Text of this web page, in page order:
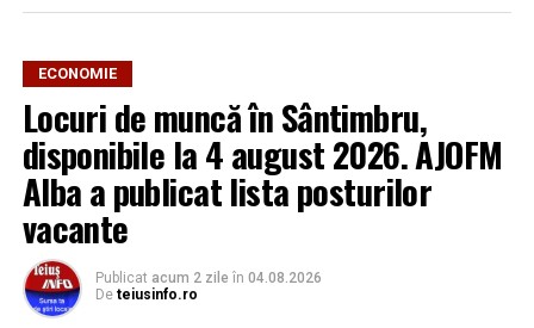
ECONOMIE
Locuri de muncă în Sântimbru,
disponibile la 4 august 2026. AJOFM
Alba a publicat lista posturilor
vacante
Publicat acum 2 zile în 04.08.2026
De teiusinfo.ro